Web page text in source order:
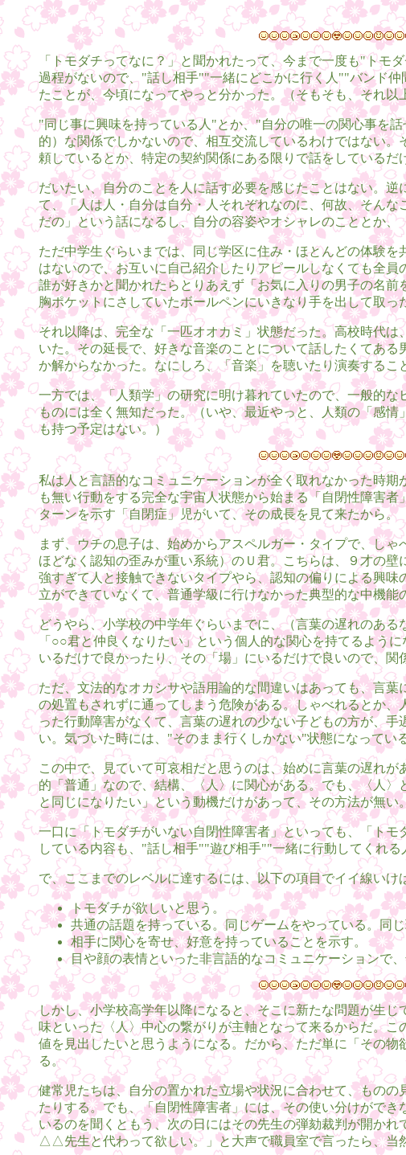
「トモダチってなに？」と聞かれたって、今まで一度も"ト
過程がないので、"話し相手""一緒にどこかに行く人""バンド
たことが、今頃になってやっと分かった。（そもそも、それ
"同じ事に興味を持っている人"とか、"自分の唯一の関心事を
的）な関係でしかないので、相互交流しているわけではない
頼しているとか、特定の契約関係にある限りで話をしているだ
だいたい、自分のことを人に話す必要を感じたことはない。
て、「人は人・自分は自分・人それぞれなのに、何故、そん
だの」という話になるし、自分の容姿やオシャレのこととか
ただ中学生ぐらいまでは、同じ学区に住み・ほとんどの体験
はないので、お互いに自己紹介したりアピールしなくても全
誰が好きかと聞かれたらとりあえず「お気に入りの男子の名
胸ポケットにさしていたボールペンにいきなり手を出して取
それ以降は、完全な「一匹オオカミ」状態だった。高校時代
いた。その延長で、好きな音楽のことについて話したくてあ
か解からなかった。なにしろ、「音楽」を聴いたり演奏するこ
一方では、「人類学」の研究に明け暮れていたので、一般的
ものには全く無知だった。（いや、最近やっと、人類の「感
も持つ予定はない。）
私は人と言語的なコミュニケーションが全く取れなかった時
も無い行動をする完全な宇宙人状態から始まる「自閉性障害
ターンを示す「自閉症」児がいて、その成長を見て来たから。
まず、ウチの息子は、始めからアスペルガー・タイプで、し
ほどなく認知の歪みが重い系統）のＵ君。こちらは、９才の
強すぎて人と接触できないタイプやら、認知の偏りによる興
立ができていなくて、普通学級に行けなかった典型的な中機能
どうやら、小学校の中学年ぐらいまでに、（言葉の遅れのあ
「○○君と仲良くなりたい」という個人的な関心を持てるよう
いるだけで良かったり、その「場」にいるだけで良いので、
ただ、文法的なオカシサや語用論的な間違いはあっても、言
の処置もされずに通ってしまう危険がある。しゃべれるとか
った行動障害がなくて、言葉の遅れの少ない子どもの方が、
い。気づいた時には、"そのまま行くしかない"状態になってい
この中で、見ていて可哀相だと思うのは、始めに言葉の遅れ
的「普通」なので、結構、〈人〉に関心がある。でも、〈人
と同じになりたい」という動機だけがあって、その方法が無い
一口に「トモダチがいない自閉性障害者」といっても、「ト
している内容も、"話し相手""遊び相手""一緒に行動してくれ
で、ここまでのレベルに達するには、以下の項目でイイ線いけ
トモダチが欲しいと思う。
共通の話題を持っている。同じゲームをやっている。同じ
相手に関心を寄せ、好意を持っていることを示す。
目や顔の表情といった非言語的なコミュニケーションで、
しかし、小学校高学年以降になると、そこに新たな問題が生
味といった〈人〉中心の繋がりが主軸となって来るからだ。
値を見出したいと思うようになる。だから、ただ単に「その
る。
健常児たちは、自分の置かれた立場や状況に合わせて、もの
たりする。でも、「自閉性障害者」には、その使い分けがで
いるのを聞くともう、次の日にはその先生の弾劾裁判が開か
△△先生と代わって欲しい。」と大声で職員室で言ったら、当